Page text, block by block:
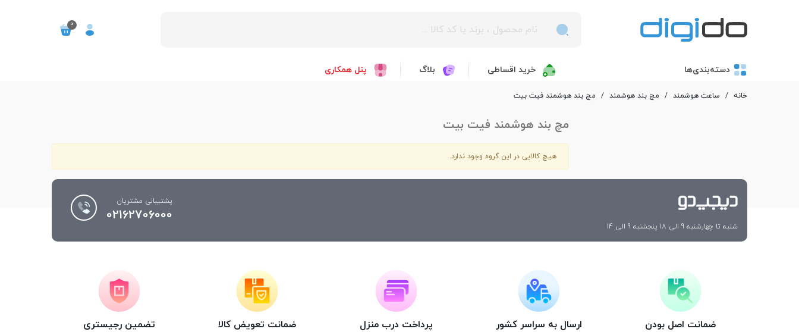
0
دسته‌بندی‌ها خرید اقساطی بلاگ پنل همکاری
خانه / ساعت هوشمند / مچ بند هوشمند / مچ بند هوشمند فیت بیت
مچ بند هوشمند فیت بیت
هیچ کالایی در این گروه وجود ندارد.
شنبه تا چهارشنبه 9 الی 18 پنجشنبه 9 الی 14
پشتیبانی مشتریان
02162706000
ضمانت اصل بودن ارسال به سراسر کشور پرداخت درب منزل ضمانت تعویض کالا تضمین رجیستری